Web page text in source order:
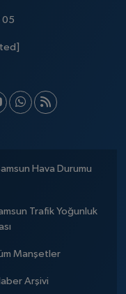
05
Hava Durumu
Trafik Yoğunluk
Manşetler
Arşivi